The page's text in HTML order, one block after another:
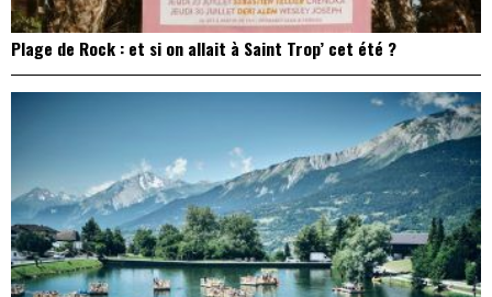
Plage de Rock : et si on allait à Saint Trop’ cet été ?